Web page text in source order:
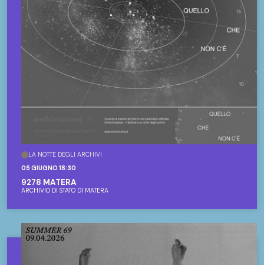
LA NOTTE DEGLI ARCHIVI
05 GIUGNO 18:30
9278 MATERA
ARCHIVIO DI STATO DI MATERA